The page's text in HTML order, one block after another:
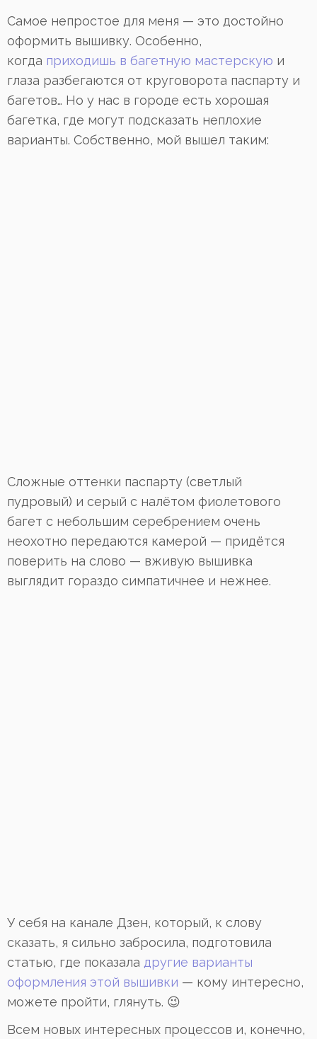
Самое непростое для меня — это достойно
оформить вышивку. Особенно,
когда приходишь в багетную мастерскую и
глаза разбегаются от круговорота паспарту и
багетов… Но у нас в городе есть хорошая
багетка, где могут подсказать неплохие
варианты. Собственно, мой вышел таким:
Сложные оттенки паспарту (светлый
пудровый) и серый с налётом фиолетового
багет с небольшим серебрением очень
неохотно передаются камерой — придётся
поверить на слово — вживую вышивка
выглядит гораздо симпатичнее и нежнее.
У себя на канале Дзен, который, к слову
сказать, я сильно забросила, подготовила
статью, где показала другие варианты
оформления этой вышивки — кому интересно,
можете пройти, глянуть. 😉
Всем новых интересных процессов и, конечно,